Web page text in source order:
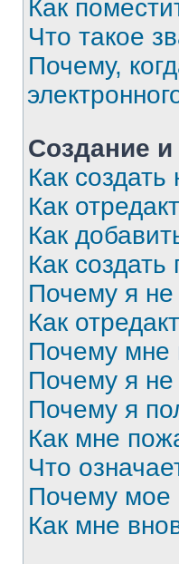
Как
Что такое
Почему,
Создание
Как
Как
Как
Как создать
Почему я не
Как
Почему мне
Почему я не
Почему я
Как мне
Что
Почему мое
Как мне